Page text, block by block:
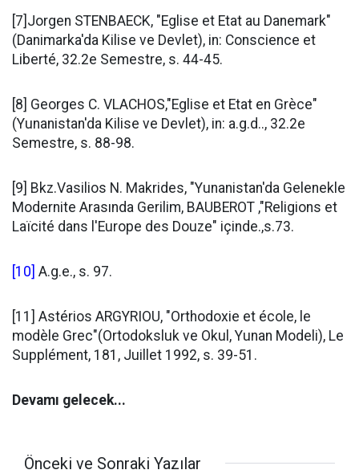
[7] Jorgen STENBAECK, "Eglise et Etat au Danemark"
(Danimarka'da Kilise ve Devlet), in: Conscience et
Liberté, 32.2e Semestre, s. 44-45.
[8] Georges C. VLACHOS,"Eglise et Etat en Grèce"
(Yunanistan'da Kilise ve Devlet), in: a.g.d.., 32.2e
Semestre, s. 88-98.
[9] Bkz.Vasilios N. Makrides, "Yunanistan'da Gelenekle
Modernite Arasında Gerilim, BAUBEROT ,"Religions et
Laïcité dans l'Europe des Douze" içinde.,s.73.
[10] A.g.e., s. 97.
[11] Astérios ARGYRIOU, "Orthodoxie et école, le
modèle Grec"(Ortodoksluk ve Okul, Yunan Modeli), Le
Supplément, 181, Juillet 1992, s. 39-51.
Devamı gelecek...
Önceki ve Sonraki Yazılar